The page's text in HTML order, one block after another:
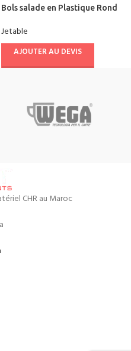
Bols salade en Plastique Rond
Jetable
AJOUTER AU DEVIS
CHR au Maroc